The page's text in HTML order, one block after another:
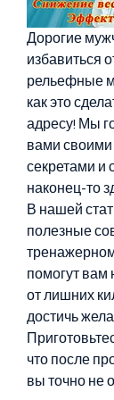
Дорогие
избавиться
рельефные
как это
адресу! Мы
вами
секретами и
наконец-то
В нашей
полезные
помогут вам
от лишних
достичь
что после
вы точно не